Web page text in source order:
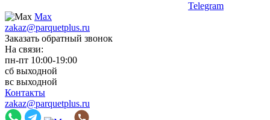
Telegram
Max
zakaz@parquetplus.ru
Заказать обратный звонок
На связи:
пн-пт 10:00-19:00
сб выходной
вс выходной
Контакты
zakaz@parquetplus.ru